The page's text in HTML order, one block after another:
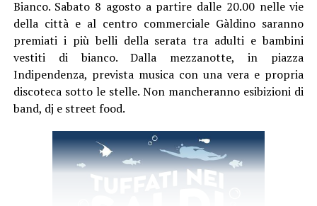
Il giorno dopo, sabato 8 agosto, il Caroso Festival si
sposterà a Sermoneta nella Chiesa San Michele
Bianco. Sabato 8 agosto a partire dalle 20.00 nelle vie
della città e al centro commerciale Gàldino saranno
premiati i più belli della serata tra adulti e bambini
vestiti di bianco. Dalla mezzanotte, in piazza
Indipendenza, prevista musica con una vera e propria
discoteca sotto le stelle. Non mancheranno esibizioni di
band, dj e street food.